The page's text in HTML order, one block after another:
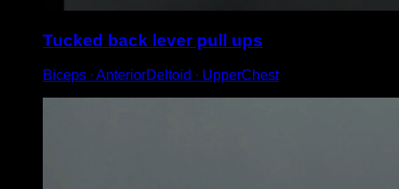
Tucked back lever pull ups
Biceps ∙ AnteriorDeltoid ∙ UpperChest